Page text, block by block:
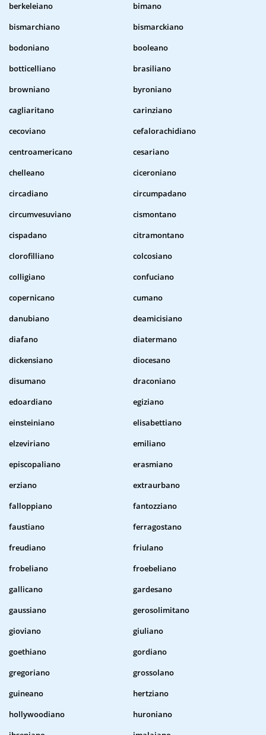
berkeleiano
bimano
bismarchiano
bismarckiano
bodoniano
booleano
botticelliano
brasiliano
browniano
byroniano
cagliaritano
carinziano
cecoviano
cefalorachidiano
centroamericano
cesariano
chelleano
ciceroniano
circadiano
circumpadano
circumvesuviano
cismontano
cispadano
citramontano
clorofilliano
colcosiano
colligiano
confuciano
copernicano
cumano
danubiano
deamicisiano
diafano
diatermano
dickensiano
diocesano
disumano
draconiano
edoardiano
egiziano
einsteiniano
elisabettiano
elzeviriano
emiliano
episcopaliano
erasmiano
erziano
extraurbano
falloppiano
fantozziano
faustiano
ferragostano
freudiano
friulano
frobeliano
froebeliano
gallicano
gardesano
gaussiano
gerosolimitano
gioviano
giuliano
goethiano
gordiano
gregoriano
grossolano
guineano
hertziano
hollywoodiano
huroniano